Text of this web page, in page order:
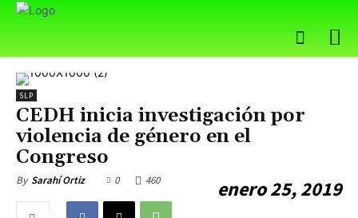
SLP
CEDH inicia investigación por
violencia de género en el
Congreso
By Sarahí Ortiz enero 25, 2019
0 460